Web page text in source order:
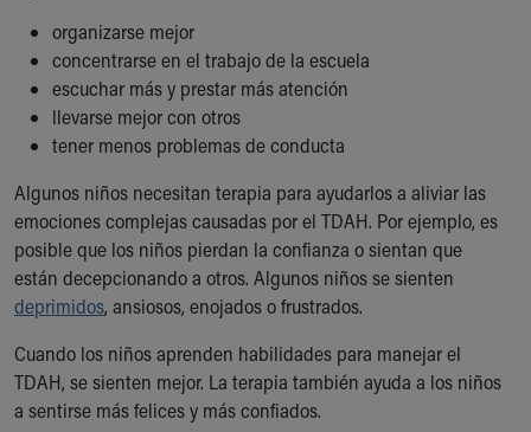
Our Culture of Caring
Newsroom
Our Leadership
Quality and Patient Safety
Unity and Engagement
Women's Board
Our History
More childhood, please.™
Cincinnati Children's
Your Visit
MyChart Telehealth Visits
Doggie Brigade
During Your Visit
Financial Services
organizarse mejor
concentrarse en el trabajo de la escuela
escuchar más y prestar más atención
llevarse mejor con otros
tener menos problemas de conducta
Algunos niños necesitan terapia para ayudarlos a aliviar las
emociones complejas causadas por el TDAH. Por ejemplo, es
posible que los niños pierdan la confianza o sientan que
están decepcionando a otros. Algunos niños se sienten
deprimidos, ansiosos, enojados o frustrados.
Cuando los niños aprenden habilidades para manejar el
TDAH, se sienten mejor. La terapia también ayuda a los niños
a sentirse más felices y más confiados.